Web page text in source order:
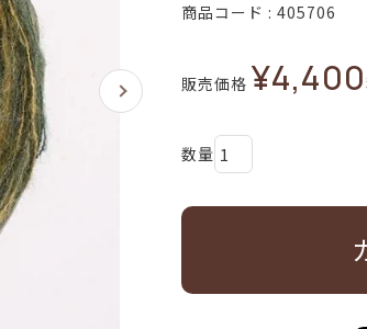
商品コード 405706
販売価格 ¥4,400